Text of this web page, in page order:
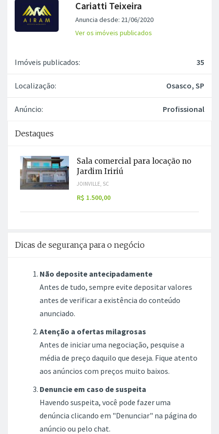
Cariatti Teixeira
Anuncia desde: 21/06/2020
Ver os imóveis publicados
Imóveis publicados: 35
Localização: Osasco, SP
Anúncio: Profissional
Destaques
Sala comercial para locação no
Jardim Iririú
JOINVILLE, SC
R$ 1.500,00
Dicas de segurança para o negócio
Não deposite antecipadamente
Antes de tudo, sempre evite depositar valores
antes de verificar a existência do conteúdo
anunciado.
Atenção a ofertas milagrosas
Antes de iniciar uma negociação, pesquise a
média de preço daquilo que deseja. Fique atento
aos anúncios com preços muito baixos.
Denuncie em caso de suspeita
Havendo suspeita, você pode fazer uma
denúncia clicando em "Denunciar" na página do
anúncio ou pelo chat.